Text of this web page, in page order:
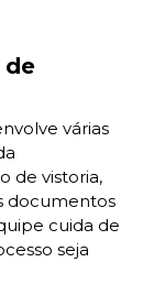
de
várias
de vistoria,
documentos
cuida de
seja